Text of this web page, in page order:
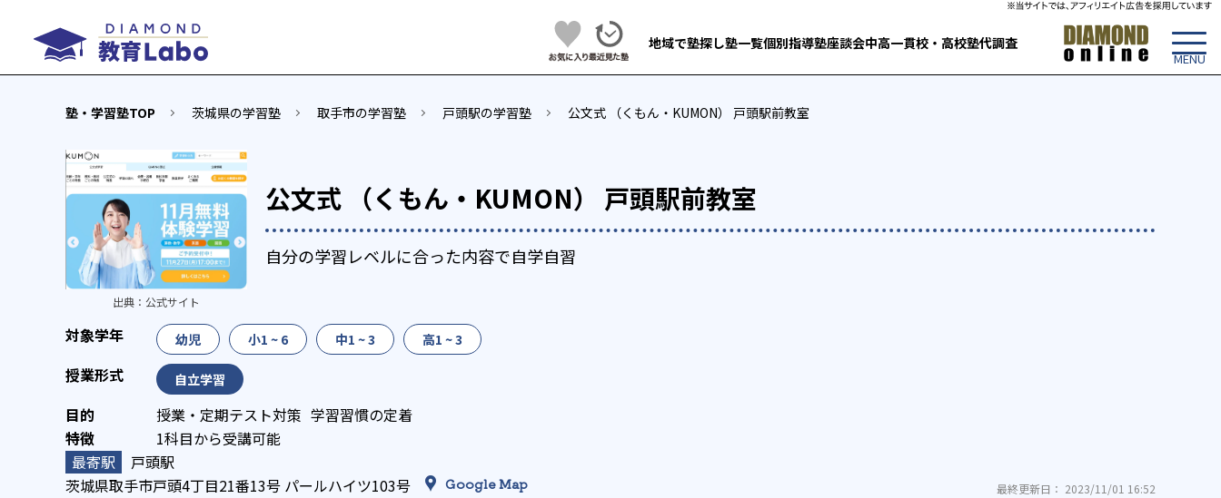
地域で塾探し塾一覧個別指導塾座談会中高一貫校・高校塾代調査
塾・学習塾TOP 茨城県の学習塾 取手市の学習塾 戸頭駅の学習塾 公文式 （くもん・KUMON） 戸頭駅前教室
公文式 （くもん・KUMON） 戸頭駅前教室
自分の学習レベルに合った内容で自学自習
出典： 公式サイト
幼児 小1 ~ 6 中1 ~ 3 高1 ~ 3
自立学習
授業・定期テスト対策 学習習慣の定着
1科目から受講可能
戸頭駅
茨城県取手市戸頭4丁目21番13号 パールハイツ103号
Google Map 最終更新日： 2023/11/01 16:52